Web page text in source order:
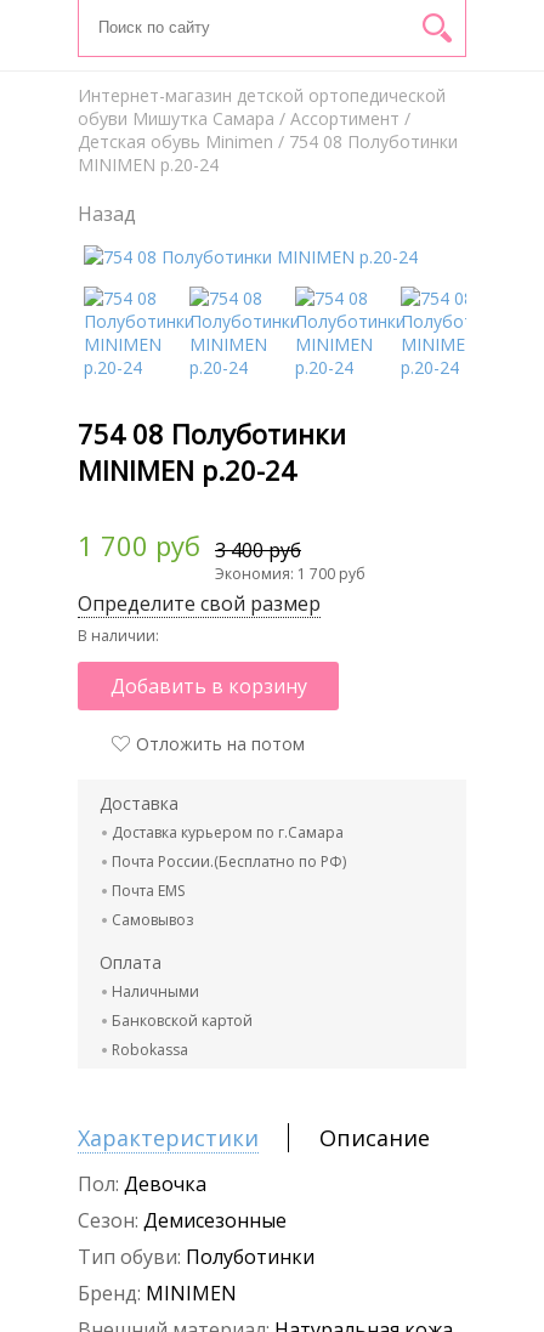
Интернет-магазин детской ортопедической
обуви Мишутка Самара / Aссортимент /
Детская обувь Minimen / 754 08 Полуботинки
MINIMEN р.20-24
Назад
754 08 Полуботинки
MINIMEN р.20-24
1 700 руб 3 400 руб
Экономия: 1 700 руб
Определите свой размер
В наличии:
Добавить в корзину
Отложить на потом
Доставка
Доставка курьером по г.Самара
Почта России.(Бесплатно по РФ)
Почта EMS
Самовывоз
Оплата
Наличными
Банковской картой
Robokassa
Характеристики Описание
Пол: Девочка
Сезон: Демисезонные
Тип обуви: Полуботинки
Бренд: MINIMEN